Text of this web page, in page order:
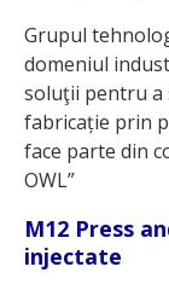
Grupul
domeniul
soluţii pentru a
fabricație prin
face parte din
OWL”
M12 Press
injectate